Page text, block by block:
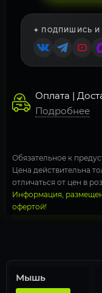
✦ ПОДПИШИСЬ И
Оплата |
Подробнее
Обязательное к
Цена действительна
отличаться от цен в
Информация,
офертой!
Мышь